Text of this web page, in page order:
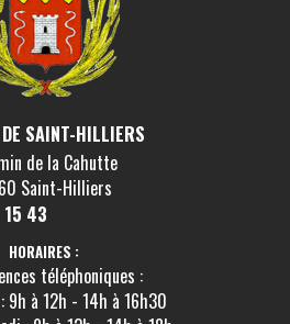
SAINT-HILLIERS
de la Cahutte
Saint-Hilliers
43
HORAIRES :
téléphoniques :
9h à 12h - 14h à 16h30